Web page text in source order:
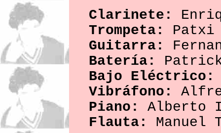
Clarinete:
Trompeta:
Patxi
Guitarra:
Batería:
Patrick
Bajo Eléctrico:
Vibráfono:
Piano:
Alberto
Flauta:
Manuel